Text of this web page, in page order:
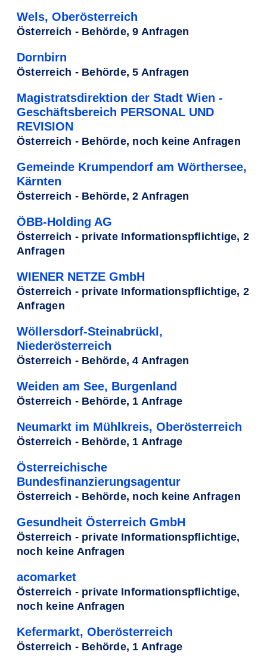
Wels, Oberösterreich
Österreich - Behörde, 9 Anfragen
Dornbirn
Österreich - Behörde, 5 Anfragen
Magistratsdirektion der Stadt Wien -
Geschäftsbereich PERSONAL UND
REVISION
Österreich - Behörde, noch keine Anfragen
Gemeinde Krumpendorf am Wörthersee,
Kärnten
Österreich - Behörde, 2 Anfragen
ÖBB-Holding AG
Österreich - private Informationspflichtige, 2
Anfragen
WIENER NETZE GmbH
Österreich - private Informationspflichtige, 2
Anfragen
Wöllersdorf-Steinabrückl,
Niederösterreich
Österreich - Behörde, 4 Anfragen
Weiden am See, Burgenland
Österreich - Behörde, 1 Anfrage
Neumarkt im Mühlkreis, Oberösterreich
Österreich - Behörde, 1 Anfrage
Österreichische
Bundesfinanzierungsagentur
Österreich - Behörde, noch keine Anfragen
Gesundheit Österreich GmbH
Österreich - private Informationspflichtige,
noch keine Anfragen
acomarket
Österreich - private Informationspflichtige,
noch keine Anfragen
Kefermarkt, Oberösterreich
Österreich - Behörde, 1 Anfrage